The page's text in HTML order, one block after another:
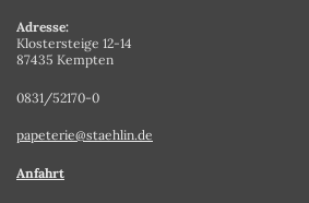
Adresse:
Klostersteige 12-14
87435 Kempten
0831/52170-0
papeterie@staehlin.de
Anfahrt